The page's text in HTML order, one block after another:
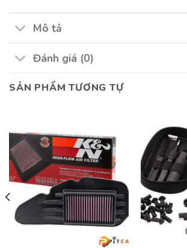
Mô tả
Đánh giá (0)
SẢN PHẨM TƯƠNG TỰ